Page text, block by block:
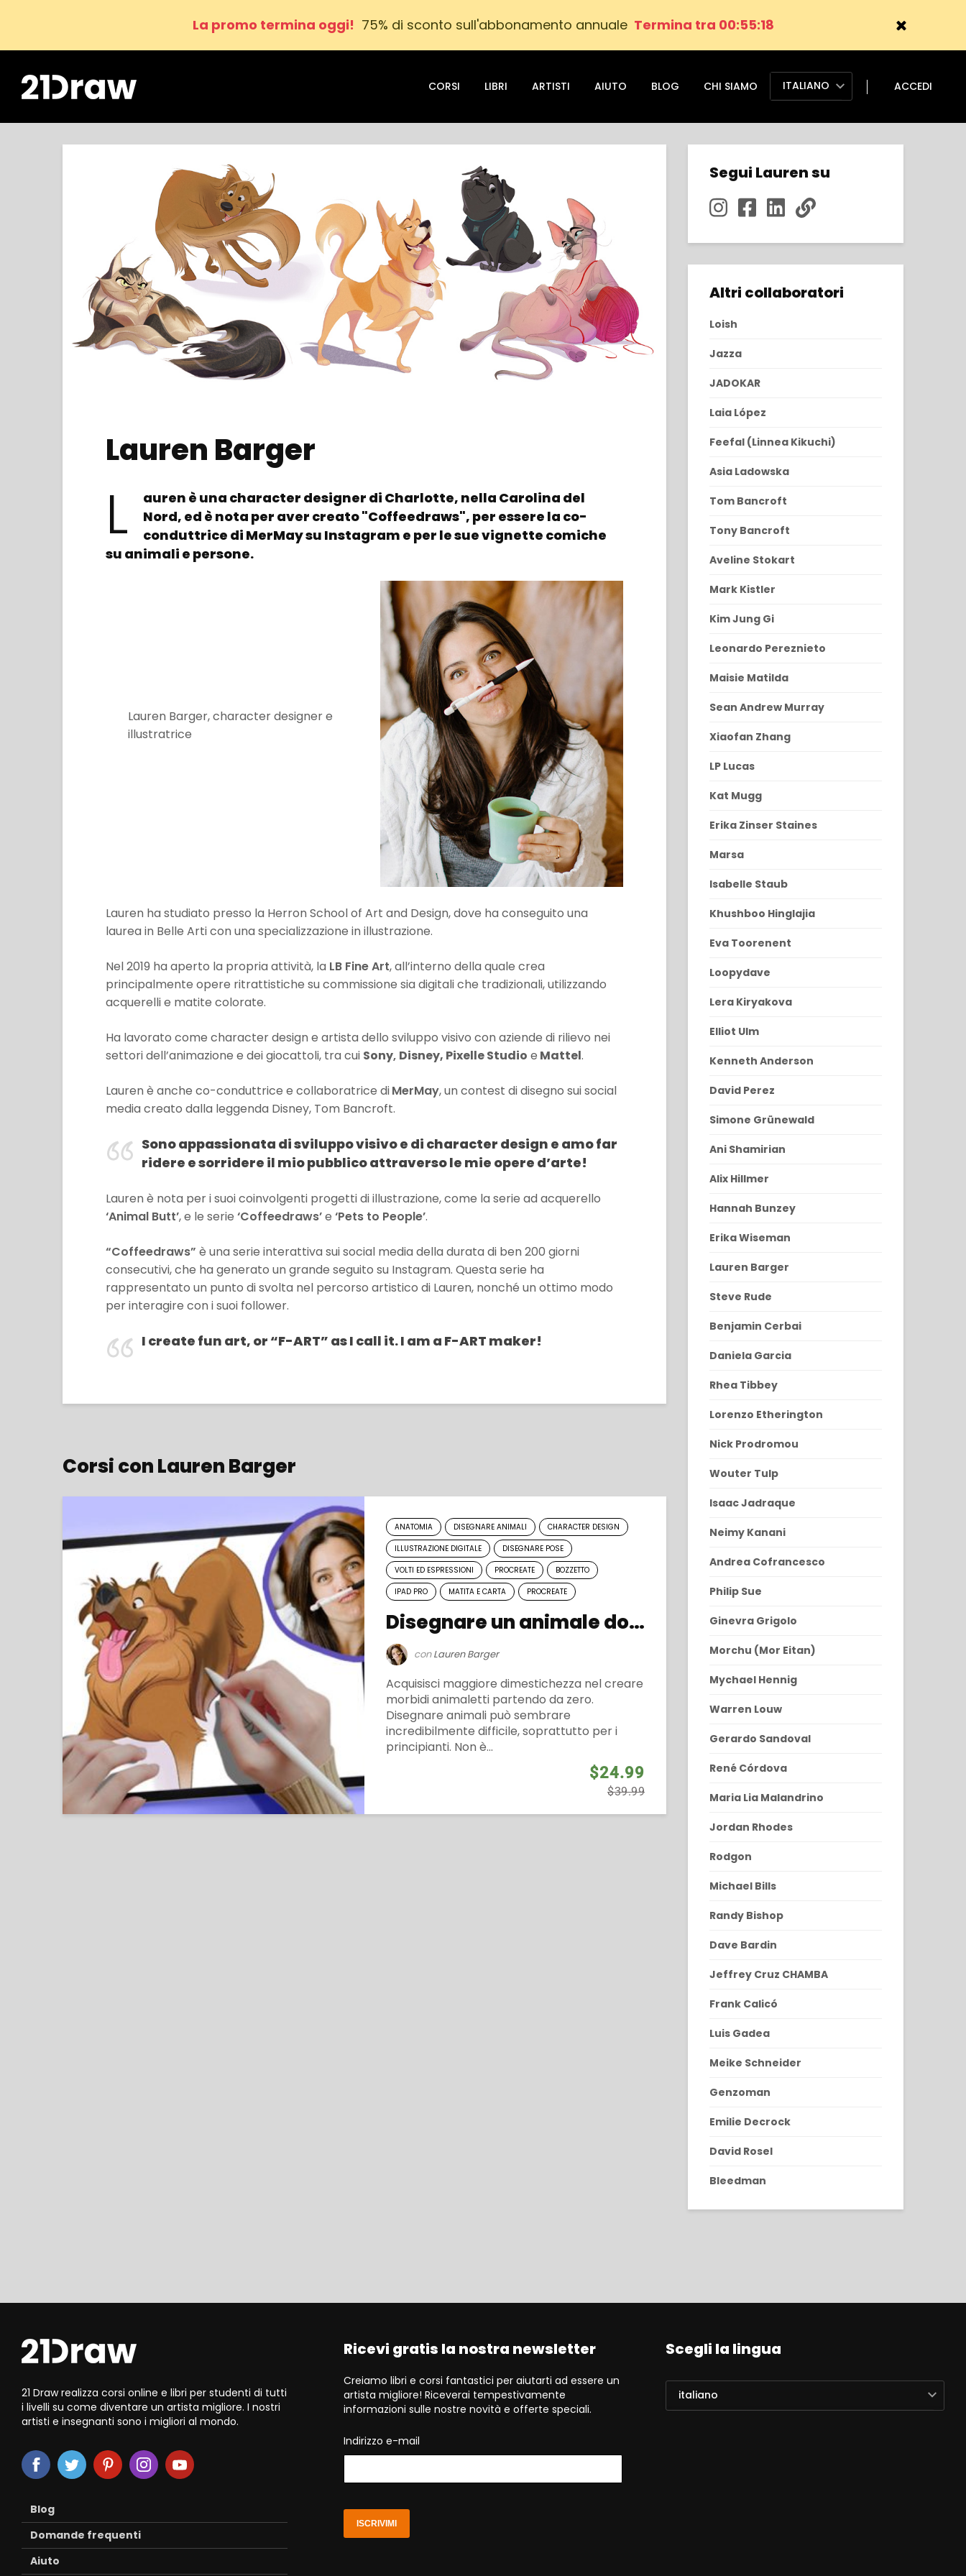
La promo termina oggi! 75% di sconto sull'abbonamento annuale Termina tra 00:55:17
CORSI LIBRI ARTISTI AIUTO BLOG CHI SIAMO ITALIANO ACCEDI
Lauren Barger
L
auren è una character designer di Charlotte, nella Carolina del
Nord, ed è nota per aver creato "Coffeedraws", per essere la co-
conduttrice di MerMay su Instagram e per le sue vignette comiche
su animali e persone.
Lauren Barger, character designer e
illustratrice
Lauren ha studiato presso la Herron School of Art and Design, dove ha conseguito una
laurea in Belle Arti con una specializzazione in illustrazione.
Nel 2019 ha aperto la propria attività, la LB Fine Art, all’interno della quale crea
principalmente opere ritrattistiche su commissione sia digitali che tradizionali, utilizzando
acquerelli e matite colorate.
Ha lavorato come character design e artista dello sviluppo visivo con aziende di rilievo nei
settori dell’animazione e dei giocattoli, tra cui Sony, Disney, Pixelle Studio e Mattel.
Lauren è anche co-conduttrice e collaboratrice diMerMay, un contest di disegno sui social
media creato dalla leggenda Disney, Tom Bancroft.
Sono appassionata di sviluppo visivo e di character design e amo far
ridere e sorridere il mio pubblico attraverso le mie opere d’arte!
Lauren è nota per i suoi coinvolgenti progetti di illustrazione, come la serie ad acquerello
‘Animal Butt’, e le serie ‘Coffeedraws’e ‘Pets to People’.
“Coffeedraws” è una serie interattiva sui social media della durata di ben 200 giorni
consecutivi, che ha generato un grande seguito su Instagram. Questa serie ha
rappresentato un punto di svolta nel percorso artistico di Lauren, nonché un ottimo modo
per interagire con i suoi follower.
I create fun art, or “F-ART” as I call it. I am a F-ART maker!
Corsi con Lauren Barger
ANATOMIA DISEGNARE ANIMALI
CHARACTER DESIGN
ILLUSTRAZIONE DIGITALE
DISEGNARE POSE
VOLTI ED ESPRESSIONI
PROCREATE
BOZZETTO
IPAD PRO
MATITA E CARTA PROCREATE
Disegnare un animale domestico da zero
conLauren Barger
Acquisisci maggiore dimestichezza nel creare
morbidi animaletti partendo da zero.
Disegnare animali può sembrare
incredibilmente difficile, soprattutto per i
principianti. Non è...
$24.99
$39.99
Segui Lauren su
Altri collaboratori
Loish
Jazza
JADOKAR
Laia López
Feefal (Linnea Kikuchi)
Asia Ladowska
Tom Bancroft
Tony Bancroft
Aveline Stokart
Mark Kistler
Kim Jung Gi
Leonardo Pereznieto
Maisie Matilda
Sean Andrew Murray
Xiaofan Zhang
LP Lucas
Kat Mugg
Erika Zinser Staines
Marsa
Isabelle Staub
Khushboo Hinglajia
Eva Toorenent
Loopydave
Lera Kiryakova
Elliot Ulm
Kenneth Anderson
David Perez
Simone Grünewald
Ani Shamirian
Alix Hillmer
Hannah Bunzey
Erika Wiseman
Lauren Barger
Steve Rude
Benjamin Cerbai
Daniela Garcia
Rhea Tibbey
Lorenzo Etherington
Nick Prodromou
Wouter Tulp
Isaac Jadraque
Neimy Kanani
Andrea Cofrancesco
Philip Sue
Ginevra Grigolo
Morchu (Mor Eitan)
Mychael Hennig
Warren Louw
Gerardo Sandoval
René Córdova
Maria Lia Malandrino
Jordan Rhodes
Rodgon
Michael Bills
Randy Bishop
Dave Bardin
Jeffrey Cruz CHAMBA
Frank Calicó
Luis Gadea
Meike Schneider
Genzoman
Emilie Decrock
David Rosel
Bleedman
21 Draw realizza corsi online e libri per studenti di tutti
i livelli su come diventare un artista migliore. I nostri
artisti e insegnanti sono i migliori al mondo.
Blog
Domande frequenti
Aiuto
Ricevi gratis la nostra newsletter
Creiamo libri e corsi fantastici per aiutarti ad essere un
artista migliore! Riceverai tempestivamente
informazioni sulle nostre novità e offerte speciali.
Indirizzo e-mail
ISCRIVIMI
Scegli la lingua
italiano